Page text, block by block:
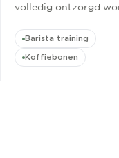
volledig ontzorgd
cursus.”
Barista training
Koffiebonen